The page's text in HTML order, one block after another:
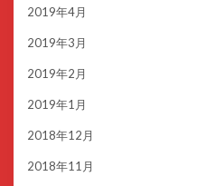
2019年4月
2019年3月
2019年2月
2019年1月
2018年12月
2018年11月